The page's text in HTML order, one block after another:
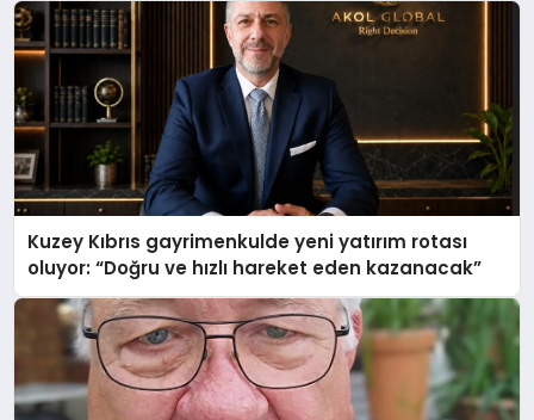
Kuzey Kıbrıs gayrimenkulde yeni yatırım rotası
oluyor: “Doğru ve hızlı hareket eden kazanacak”